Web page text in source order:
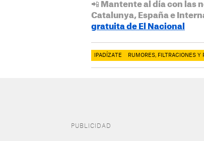
📲 Mantente al día con las
Catalunya, España e
gratuita de El Nacional
IPADÍZATE RUMORES, FILTRACIONES Y